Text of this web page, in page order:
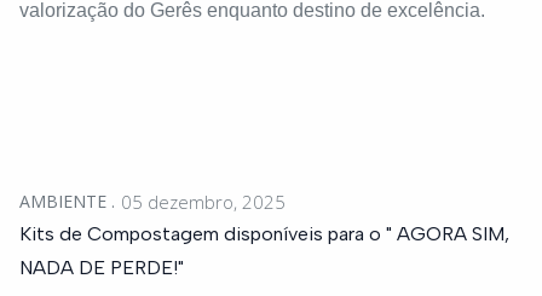
valorização do Gerês enquanto destino de excelência.
AMBIENTE 05 dezembro, 2025
Kits de Compostagem disponíveis para o " AGORA SIM,
NADA DE PERDE!"